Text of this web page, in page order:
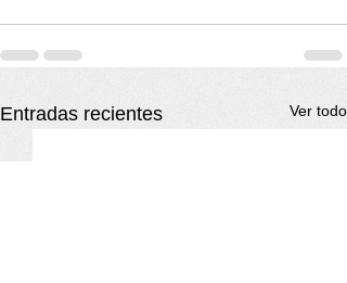
Entradas recientes Ver todo